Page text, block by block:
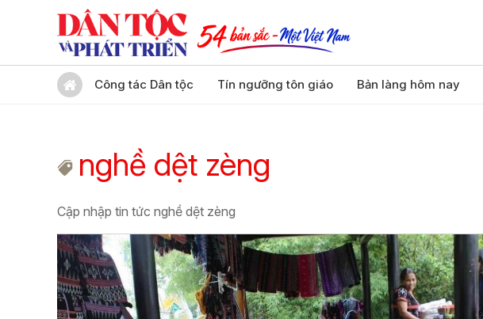
Công tác Dân tộc Tín ngưỡng tôn giáo Bản làng hôm nay
nghề dệt zèng
Cập nhập tin tức nghề dệt zèng